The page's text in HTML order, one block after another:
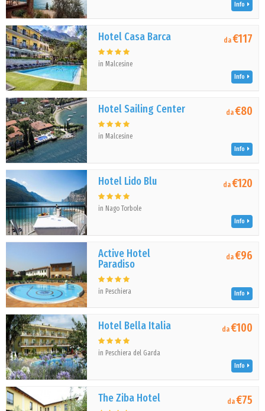
Info
Hotel Casa Barca
in Malcesine
da€117
Info
Hotel Sailing Center
in Malcesine
da€80
Info
Hotel Lido Blu
in Nago Torbole
da€120
Info
Active Hotel
Paradiso
in Peschiera
da€96
Info
Hotel Bella Italia
in Peschiera del Garda
da€100
Info
The Ziba Hotel da€75